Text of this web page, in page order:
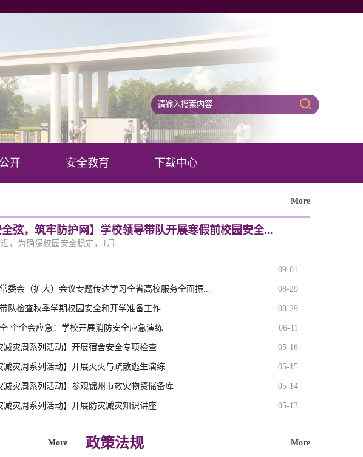
开 安全教育 下载中心
More
全弦，筑牢防护网】学校领导带队开展寒假前校园安全...
，为确保校园安全稳定，1月...
09-01
委会（扩大）会议专题传达学习全省高校服务全面振... 08-29
队检查秋季学期校园安全和开学准备工作 08-29
个个会应急：学校开展消防安全应急演练 06-11
减灾周系列活动】开展宿舍安全专项检查 05-16
减灾周系列活动】开展灭火与疏散逃生演练 05-15
减灾周系列活动】参观锦州市救灾物资储备库 05-14
减灾周系列活动】开展防灾减灾知识讲座 05-13
More 政策法规 More